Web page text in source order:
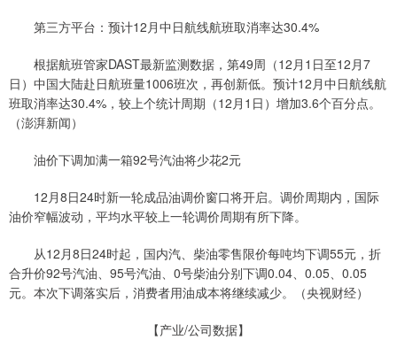
第三方平台：预计12月中日航线航班取消率达30.4%
根据航班管家DAST最新监测数据，第49周（12月1日至12月7
日）中国大陆赴日航班量1006班次，再创新低。预计12月中日航线航
班取消率达30.4%，较上个统计周期（12月1日）增加3.6个百分点。
（澎湃新闻）
油价下调加满一箱92号汽油将少花2元
12月8日24时新一轮成品油调价窗口将开启。调价周期内，国际
油价窄幅波动，平均水平较上一轮调价周期有所下降。
从12月8日24时起，国内汽、柴油零售限价每吨均下调55元，折
合升价92号汽油、95号汽油、0号柴油分别下调0.04、0.05、0.05
元。本次下调落实后，消费者用油成本将继续减少。（央视财经）
【产业/公司数据】